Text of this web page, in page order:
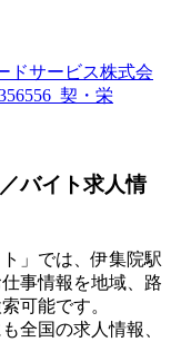
ドサービス株式会
契・栄
バイト求人情
」では、伊集院駅
事情報を地域、路
可能です。
全国の求人情報、